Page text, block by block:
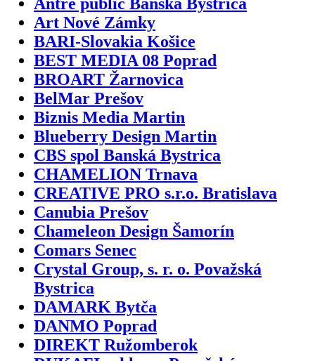
Art Nové Zámky
BARI-Slovakia Košice
BEST MEDIA 08 Poprad
BROART Žarnovica
BelMar Prešov
Biznis Media Martin
Blueberry Design Martin
CBS spol Banská Bystrica
CHAMELION Trnava
CREATIVE PRO s.r.o. Bratislava
Canubia Prešov
Chameleon Design Šamorín
Comars Senec
Crystal Group, s. r. o. Považská
Bystrica
DAMARK Bytča
DANMO Poprad
DIREKT Ružomberok